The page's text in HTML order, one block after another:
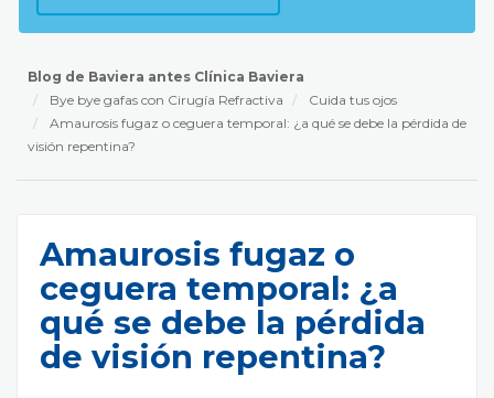
Blog de Baviera antes Clínica Baviera
Bye bye gafas con Cirugía Refractiva
Cuida tus ojos
Amaurosis fugaz o ceguera temporal: ¿a qué se debe la pérdida de
visión repentina?
Amaurosis fugaz o
ceguera temporal: ¿a
qué se debe la pérdida
de visión repentina?